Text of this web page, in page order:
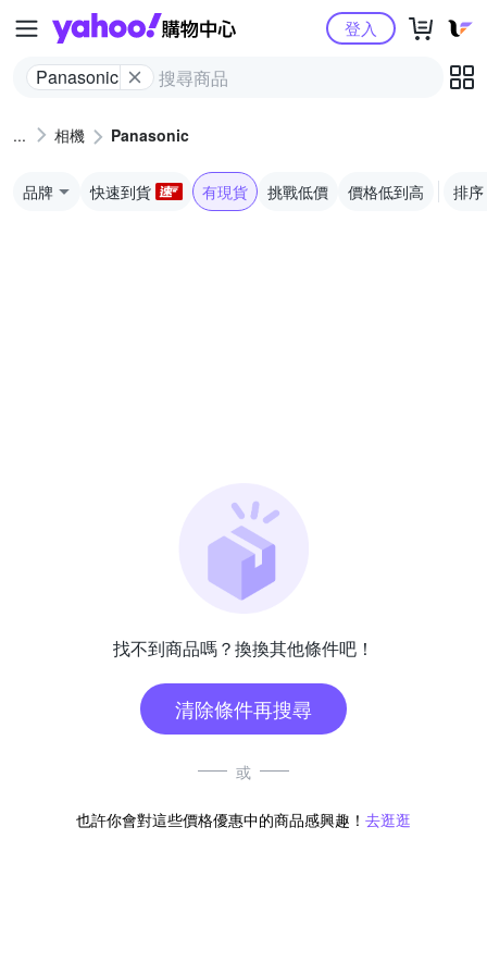
Yahoo購物中心
Panasonic
登入
相機 Panasonic
品牌 快速到貨 有現貨 挑戰低價 價格低到高 排序
找不到商品嗎？換換其他條件吧！
清除條件再搜尋
或
也許你會對這些價格優惠中的商品感興趣！ 去逛逛